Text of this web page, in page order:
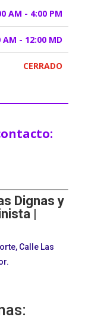
AM - 4:00 PM
AM - 12:00 MD
CERRADO
Dignas y
|
Calle Las